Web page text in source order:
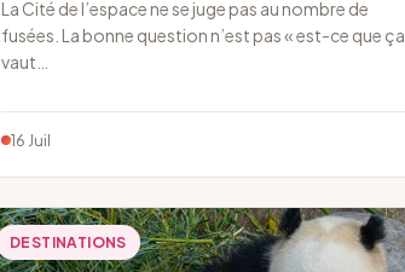
La Cité de l’espace ne se juge pas au nombre de
fusées. La bonne question n’est pas « est-ce que ça
vaut…
16 Juil
DESTINATIONS